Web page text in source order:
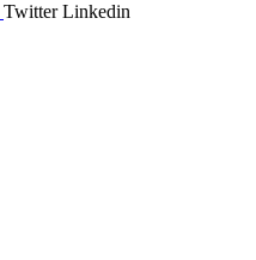
Twitter Linkedin